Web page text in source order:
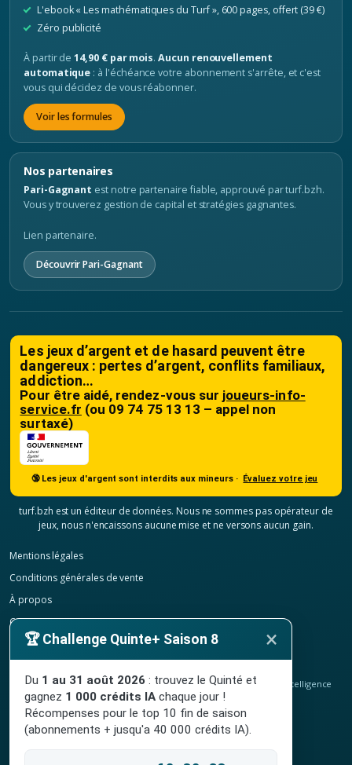
L'ebook « Les mathématiques du Turf », 600 pages, offert (39 €)
Zéro publicité
À partir de14,90 € par mois.Aucun renouvellement
automatique : à l'échéance votre abonnement s'arrête, et c'est
vous qui décidez de vous réabonner.
Voir les formules
Nos partenaires
Pari-Gagnant est notre partenaire fiable, approuvé par turf.bzh.
Vous y trouverez gestion de capital et stratégies gagnantes.
Lien partenaire.
Découvrir Pari-Gagnant
Les jeux d’argent et de hasard peuvent être
dangereux : pertes d’argent, conflits familiaux,
addiction…
Pour être aidé, rendez-vous sur joueurs-info-
service.fr (ou 09 74 75 13 13 – appel non
surtaxé)
🔞 Les jeux d'argent sont interdits aux mineurs · Évaluez votre jeu
turf.bzh est un éditeur de données. Nous ne sommes pas opérateur de
jeux, nous n'encaissons aucune mise et ne versons aucun gain.
Mentions légales
Conditions générales de vente
À propos
Contact
Confidentialité
© 2020-2026 TURF.bzh , analyses hippiques, classement ELO et intelligence
artificielle.
Site indépendant, sans lien avec le PMU. Jeu interdit aux mineurs.
🏆 Challenge Quinte+ Saison 8 ×
Du 1 au 31 août 2026 : trouvez le Quinté et
gagnez 1 000 crédits IA chaque jour !
Récompenses pour le top 10 fin de saison
(abonnements + jusqu'a 40 000 crédits IA).